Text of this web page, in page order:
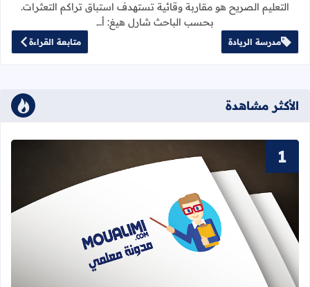
التعليم الصريح هو مقاربة وقائية تستهدف استباق تراكم التعثرات.
بحسب الباحث شارل هيغ: أ…
مدرسة الريادة متابعة القراءة
الأكثر مشاهدة
قراءة المزيد عن سور القرآن